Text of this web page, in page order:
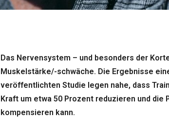
Das Nervensystem – und besonders der
Muskelstärke/-schwäche. Die Ergebnisse
veröffentlichten Studie legen nahe, dass
Kraft um etwa 50 Prozent reduzieren und
kompensieren kann.